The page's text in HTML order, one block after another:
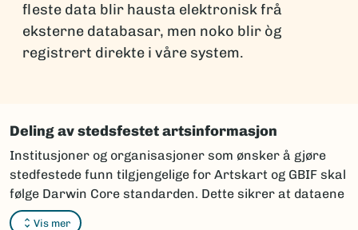
fleste data blir hausta elektronisk frå
eksterne databasar, men noko blir òg
registrert direkte i våre system.
Deling av stedsfestet artsinformasjon
Vis mer
Institusjoner og organisasjoner som ønsker å gjøre
stedfestede funn tilgjengelige for Artskart og GBIF skal
følge Darwin Core standarden. Dette sikrer at dataene
kan integreres og vises korrekt i karttjenestene.